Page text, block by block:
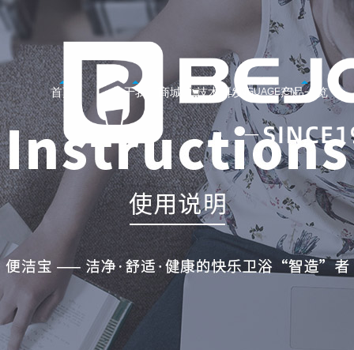
首页 关于我们 技术研发 产品一览
商城 LANGUAGE:CN